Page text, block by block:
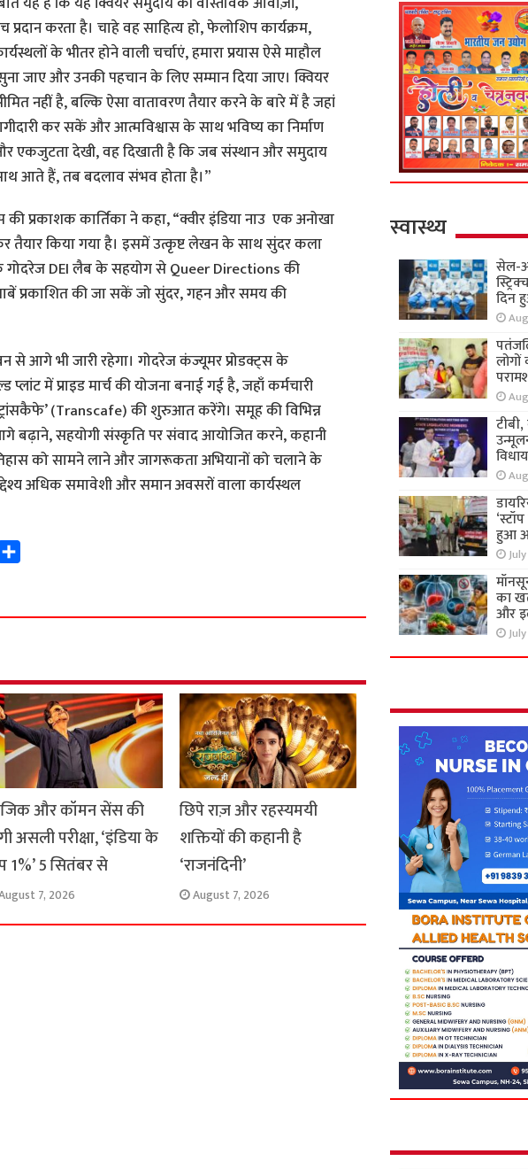
करता है। चाहे वह साहित्य हो, फेलोशिप कार्यक्रम,
के भीतर होने वाली चर्चाएं, हमारा प्रयास ऐसे माहौल
जाए और उनकी पहचान के लिए सम्मान दिया जाए। क्वियर
नहीं है, बल्कि ऐसा वातावरण तैयार करने के बारे में है जहां
कर सकें और आत्मविश्वास के साथ भविष्य का निर्माण
देखी, वह दिखाती है कि जब संस्थान और समुदाय
आते हैं, तब बदलाव संभव होता है।”
प्रकाशक कार्तिका ने कहा, “क्वीर इंडिया नाउ एक अनोखा
किया गया है। इसमें उत्कृष्ट लेखन के साथ सुंदर कला
गोदरेज DEI लैब के सहयोग से Queer Directions की
प्रकाशित की जा सकें जो सुंदर, गहन और समय की
से आगे भी जारी रहेगा। गोदरेज कंज्यूमर प्रोडक्ट्स के
प्लांट में प्राइड मार्च की योजना बनाई गई है, जहाँ कर्मचारी
(Transcafe) की शुरुआत करेंगे। समूह की विभिन्न
बढ़ाने, सहयोगी संस्कृति पर संवाद आयोजित करने, कहानी
को सामने लाने और जागरूकता अभियानों को चलाने के
अधिक समावेशी और समान अवसरों वाला कार्यस्थल
S
r
और कॉमन सेंस की
असली परीक्षा, ‘इंडिया के
1%’ 5 सितंबर से
7, 2026
छिपे राज़ और रहस्यमयी
शक्तियों की कहानी है
‘राजनंदिनी’
August 7, 2026
स्वास्थ्य
सेल-
दिन
लोगों
हुआ
का
और